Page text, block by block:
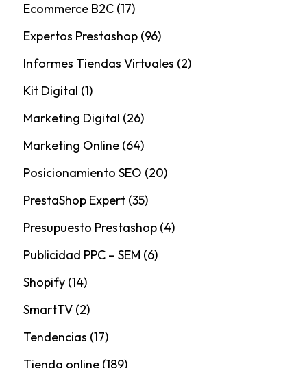
Ecommerce B2C(17)
Expertos Prestashop(96)
Informes Tiendas Virtuales (2)
Kit Digital (1)
Marketing Digital (26)
Marketing Online(64)
Posicionamiento SEO (20)
PrestaShop Expert(35)
Presupuesto Prestashop(4)
Publicidad PPC – SEM (6)
Shopify(14)
SmartTV(2)
Tendencias (17)
Tienda online(189)